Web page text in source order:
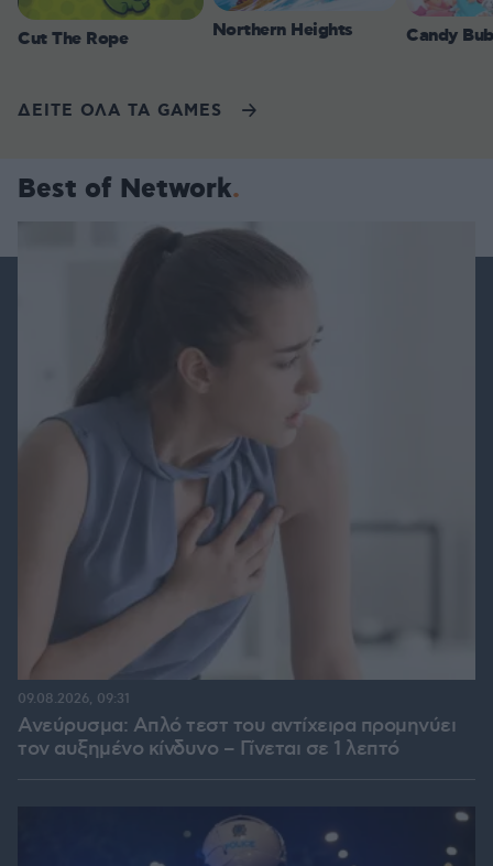
Cut The Rope Northern Heights Candy
ΔΕΙΤΕ ΟΛΑ ΤΑ GAMES
Best of Network
Ανεύρυσμα: Απλό τεστ του αντίχειρα προμηνύει
τον αυξημένο κίνδυνο – Γίνεται σε 1 λεπτό
09.08.2026, 09:31